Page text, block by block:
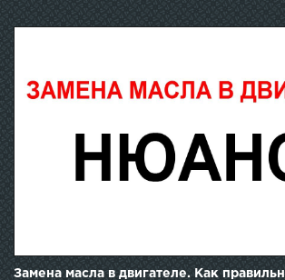
Замена масла в двигателе. Как